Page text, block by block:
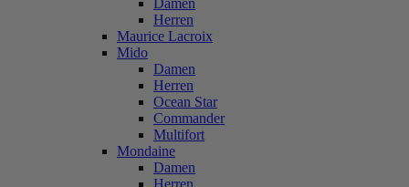
Damen
Herren
Maurice Lacroix
Mido
Damen
Herren
Ocean Star
Commander
Multifort
Mondaine
Damen
Herren